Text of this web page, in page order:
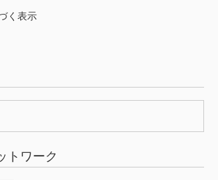
く表示
トワーク